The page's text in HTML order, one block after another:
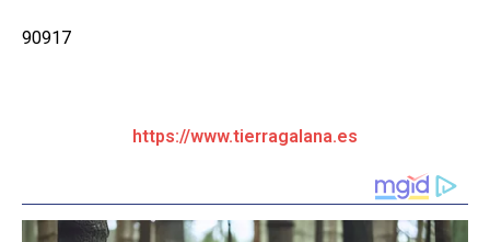
90917
https://www.tierragalana.es